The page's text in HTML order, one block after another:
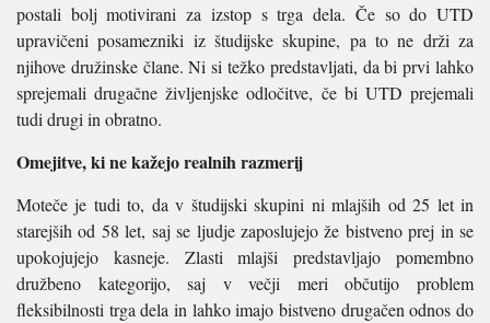
postali bolj motivirani za izstop s trga dela. Če so do UTD
upravičeni posamezniki iz študijske skupine, pa to ne drži za
njihove družinske člane. Ni si težko predstavljati, da bi prvi lahko
sprejemali drugačne življenjske odločitve, če bi UTD prejemali
tudi drugi in obratno.
Omejitve, ki ne kažejo realnih razmerij
Moteče je tudi to, da v študijski skupini ni mlajših od 25 let in
starejših od 58 let, saj se ljudje zaposlujejo že bistveno prej in se
upokojujejo kasneje. Zlasti mlajši predstavljajo pomembno
družbeno kategorijo, saj v večji meri občutijo problem
fleksibilnosti trga dela in lahko imajo bistveno drugačen odnos do